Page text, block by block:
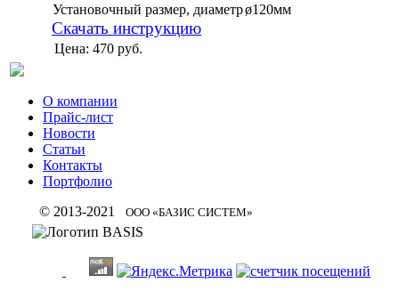
Установочный размер, диаметрø120мм
Скачать инструкцию
Цена: 470 руб.
О компании
Прайс-лист
Новости
Статьи
Контакты
Портфолио
© 2013-2021 ООО «БАЗИС СИСТЕМ»